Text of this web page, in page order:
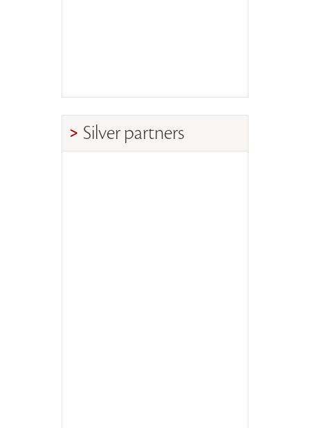
Silver partners